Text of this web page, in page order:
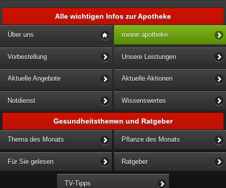
Alle wichtigen Infos zur Apotheke
Über uns meine apotheke
Vorbestellung Unsere Leistungen
Aktuelle Angebote Aktuelle Aktionen
Notdienst Wissenswertes
Gesundheitsthemen und Ratgeber
Thema des Monats Pflanze des Monats
Für Sie gelesen Ratgeber
TV-Tipps